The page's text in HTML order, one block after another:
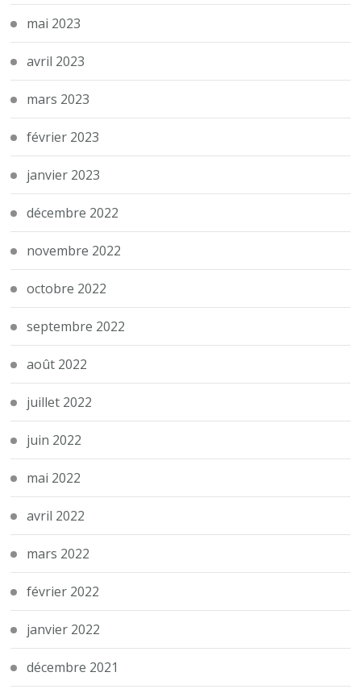
mai 2023
avril 2023
mars 2023
février 2023
janvier 2023
décembre 2022
novembre 2022
octobre 2022
septembre 2022
août 2022
juillet 2022
juin 2022
mai 2022
avril 2022
mars 2022
février 2022
janvier 2022
décembre 2021